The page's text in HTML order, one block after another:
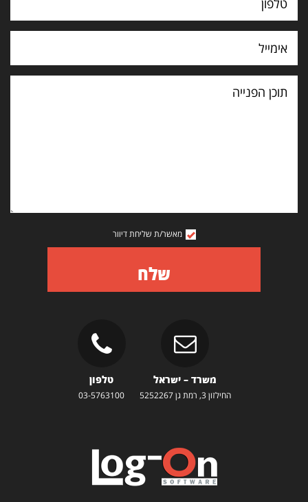
תוכן
הפנייה
מאשר/ת שליחת דיוור
שלח
משרד – ישראל
החילזון 3, רמת גן 5252267
טלפון
03-5763100